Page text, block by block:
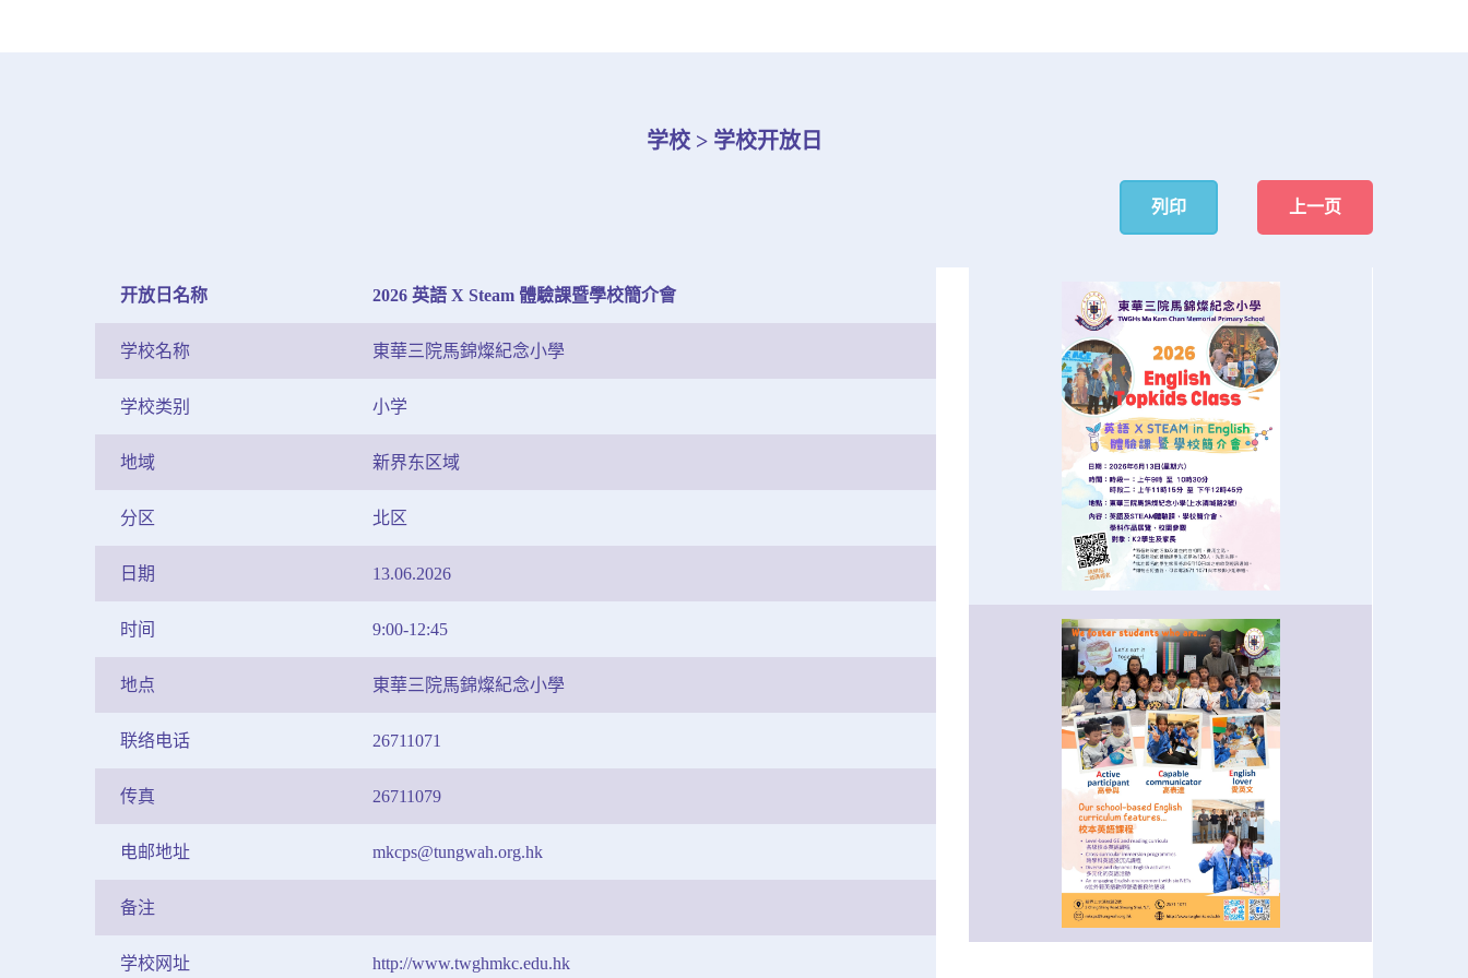
学校 > 学校开放日
列印 上一页
开放日名称 2026 英語 X Steam 體驗課暨學校簡介會
学校名称 東華三院馬錦燦紀念小學
学校类别 小学
地域 新界东区域
分区 北区
日期 13.06.2026
时间 9:00-12:45
地点 東華三院馬錦燦紀念小學
联络电话 26711071
传真 26711079
电邮地址 mkcps@tungwah.org.hk
备注
学校网址 http://www.twghmkc.edu.hk